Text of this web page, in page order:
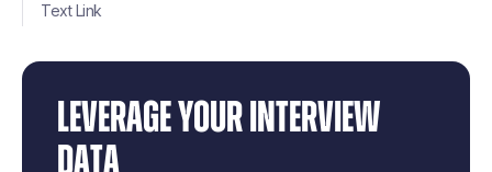
Text Link
LEVERAGE YOUR INTERVIEW
DATA